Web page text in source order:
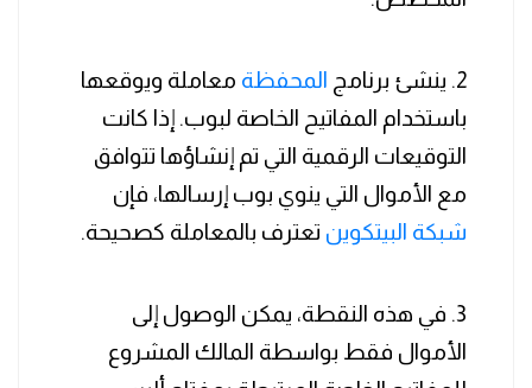
2. ينشئ برنامج المحفظة معاملة ويوقعها
باستخدام المفاتيح الخاصة لبوب. إذا كانت
التوقيعات الرقمية التي تم إنشاؤها تتوافق
مع الأموال التي ينوي بوب إرسالها، فإن
شبكة البيتكوين تعترف بالمعاملة كصحيحة.
3. في هذه النقطة، يمكن الوصول إلى
الأموال فقط بواسطة المالك المشروع